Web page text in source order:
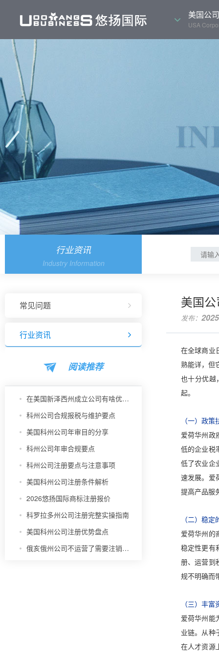
美国公
USA
行业资讯
Industry Information
常见问题
行业资讯
阅读推荐
在美国新泽西州成立公司有啥优势？
科州公司合规报税与维护要点
美国科州公司年审目的分享
科州公司年审合规要点
科州公司注册要点与注意事项
美国科州公司注册条件解析
2026悠扬国际商标注册报价
科罗拉多州公司注册完整实操指南
美国科州公司注册优势盘点
俄亥俄州公司不运营了需要注销吗？
美国
发布：
在全球商业
熟能详，但
也十分优越
起。
（一）政
爱荷华州政
低的企业税
低了农业企
速发展。爱
提高产品服
（二）稳
爱荷华州的
稳定性更有
册、运营到
规不明确而
（三）丰富
爱荷华州能
业链。从种
在人才资源